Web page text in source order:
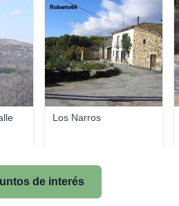
Los Narros
Roberto64
de interés